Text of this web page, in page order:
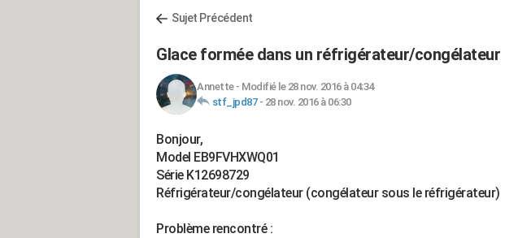
Sujet Précédent
Glace formée dans un réfrigérateur/congélateur
Annette- Modifié le 28 nov. 2016 à 04:34
stf_jpd87- 28 nov. 2016 à 06:30
Bonjour,
Model EB9FVHXWQ01
Série K12698729
Réfrigérateur/congélateur (congélateur sous le réfrigérateur)
Problème rencontré :